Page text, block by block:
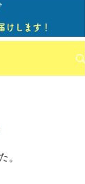
けします！
。